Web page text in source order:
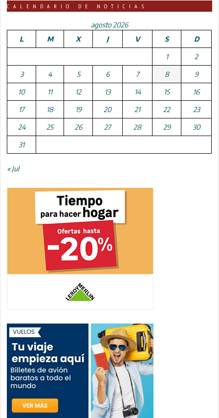
CALENDARIO DE NOTICIAS
agosto 2026
L
M X J V S D
1 2
3 4 5 6 7 8 9
10 11 12 13 14 15 16
17 18 19 20 21 22 23
24 25 26 27 28 29 30
31
« Jul